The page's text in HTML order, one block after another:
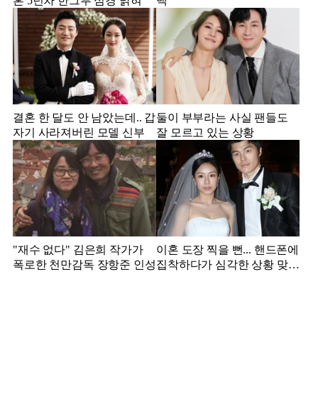
결혼 한 달도 안 남았는데.. 갑
자기 사라져버린 모델 신부
둘이 부부라는 사실 팬들도
잘 모르고 있는 상황
"재수 없다" 김은희 작가가
폭로한 천만감독 장항준 인성
이혼 도장 찍을 뻔... 핸드폰에
집착하다가 심각한 상황 맞은